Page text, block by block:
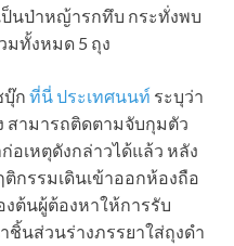
ป็นป่าหญ้ารกทึบ กระทั่งพบ
ทั้งหมด 5 ถุง
บุ๊ก ที่นี่ ประเทศนนท์ ระบุว่า
สามารถติดตามจับกุมตัว
อเหตุดังกล่าวได้แล้ว หลัง
กรรมเดินเข้าออกห้องถือ
งต้นผู้ต้องหาให้การรับ
ชิ้นส่วนร่างภรรยาใส่ถุงดำ